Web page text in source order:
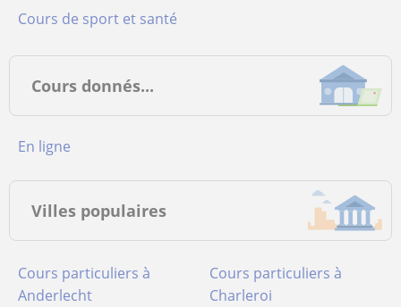
Cours de sport et santé
Cours donnés...
en ligne
Villes populaires
Cours particuliers à
Anderlecht
Cours particuliers à
Charleroi